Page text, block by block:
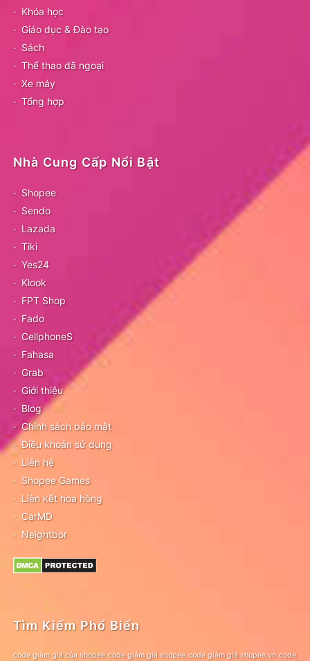
Khóa học
Giáo dục & Đào tạo
Sách
Thể thao dã ngoại
Xe máy
Tổng hợp
Nhà Cung Cấp Nổi Bật
Shopee
Sendo
Lazada
Tiki
Yes24
Klook
FPT Shop
Fado
CellphoneS
Fahasa
Grab
Giới thiệu
Blog
Chính sách bảo mật
Điều khoản sử dụng
Liên hệ
Shopee Games
Liên kết hoa hồng
CarMD
Neightbor
Tìm Kiếm Phổ Biến
code giảm giá của shopee code giảm giá shopee code giảm giá shopee.vn code